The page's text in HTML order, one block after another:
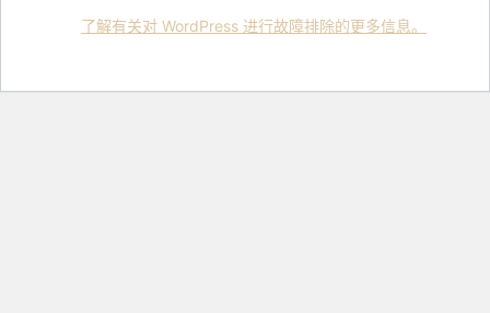
了解有关对 WordPress 进行故障排除的更多信息。